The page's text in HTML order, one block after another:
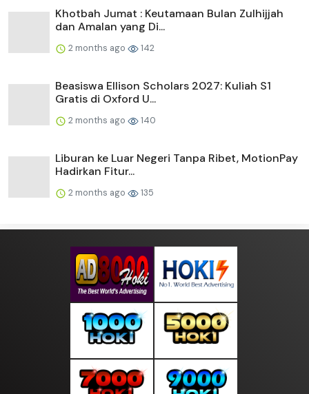
Khotbah Jumat : Keutamaan Bulan Zulhijjah
dan Amalan yang Di...
2 months ago 142
Beasiswa Ellison Scholars 2027: Kuliah S1
Gratis di Oxford U...
2 months ago 140
Liburan ke Luar Negeri Tanpa Ribet, MotionPay
Hadirkan Fitur...
2 months ago 135